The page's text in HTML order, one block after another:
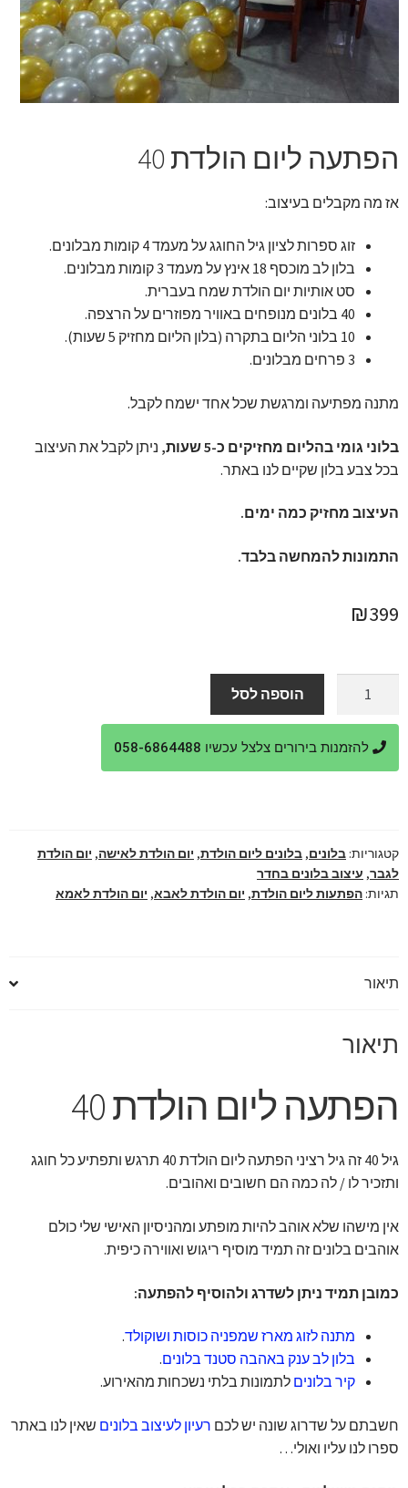
זר מתוק
בלונים בראשון לציון
תשלום
מחירון משלוחי בלונים
קטלוג מוצרים
הפתעה ליום הולדת 40
אז מה מקבלים בעיצוב:
זוג ספרות לציון גיל החוגג על מעמד 4 קומות מבלונים.
בלון לב מוכסף 18 אינץ על מעמד 3 קומות מבלונים.
סט אותיות יום הולדת שמח בעברית.
40 בלונים מנופחים באוויר מפוזרים על הרצפה.
10 בלוני הליום בתקרה (בלון הליום מחזיק 5 שעות).
3 פרחים מבלונים.
מתנה מפתיעה ומרגשת שכל אחד ישמח לקבל.
בלוני גומי בהליום מחזיקים כ-5 שעות,
ניתן לקבל את העיצוב
בכל צבע בלון שקיים לנו באתר.
העיצוב מחזיק כמה ימים.
התמונות להמחשה בלבד.
₪399
הפתעה
ליום
הולדת
הוספה לסל
להזמנות בירורים צלצל עכשיו 058-6864488
קטגוריות: בלונים, בלונים ליום הולדת, יום הולדת לאישה, יום הולדת
לגבר, עיצוב בלונים בחדר
תגיות: הפתעות ליום הולדת, יום הולדת לאבא, יום הולדת לאמא
תיאור
תיאור
הפתעה ליום הולדת 40
גיל 40 זה גיל רציני הפתעה ליום הולדת 40 תרגש ותפתיע כל חוגג
ותזכיר לו / לה כמה הם חשובים ואהובים.
אין מישהו שלא אוהב להיות מופתע ומהניסיון האישי שלי כולם
אוהבים בלונים זה תמיד מוסיף ריגוש ואווירה כיפית.
כמובן תמיד ניתן לשדרג ולהוסיף להפתעה:
מתנה לזוג מארז שמפניה כוסות ושוקולד.
בלון לב ענק באהבה סטנד בלונים.
קיר בלונים לתמונות בלתי נשכחות מהאירוע.
חשבתם על שדרוג שונה יש לכם רעיון לעיצוב בלונים שאין לנו באתר
ספרו לנו עליו ואולי…